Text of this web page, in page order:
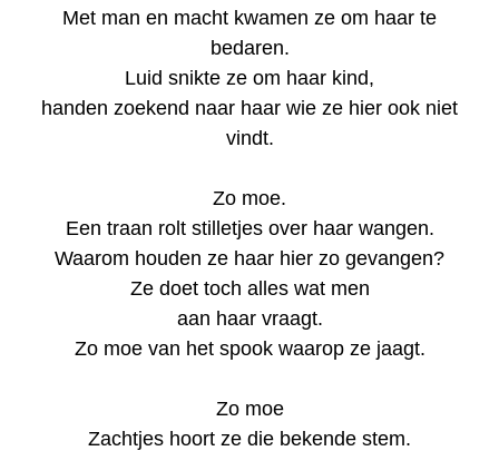
Met man en macht kwamen ze om haar te
bedaren.
Luid snikte ze om haar kind,
handen zoekend naar haar wie ze hier ook niet
vindt.
Zo moe.
Een traan rolt stilletjes over haar wangen.
Waarom houden ze haar hier zo gevangen?
Ze doet toch alles wat men
aan haar vraagt.
Zo moe van het spook waarop ze jaagt.
Zo moe
Zachtjes hoort ze die bekende stem.